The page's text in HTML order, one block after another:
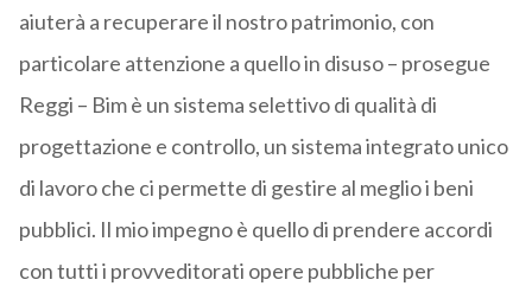
aiuterà a recuperare il nostro patrimonio, con
particolare attenzione a quello in disuso – prosegue
Reggi – Bim è un sistema selettivo di qualità di
progettazione e controllo, un sistema integrato unico
di lavoro che ci permette di gestire al meglio i beni
pubblici. Il mio impegno è quello di prendere accordi
con tutti i provveditorati opere pubbliche per